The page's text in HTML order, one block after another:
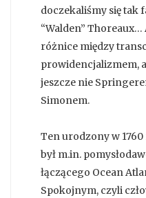
doczekaliśmy się tak
“Walden”
różnice między
prowidencjalizmem,
jeszcze nie
Simonem.
Ten urodzony w
był m.in.
łączącego Ocean
Spokojnym, czyli